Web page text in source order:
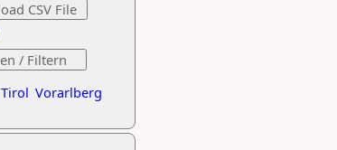
Tirol Vorarlberg